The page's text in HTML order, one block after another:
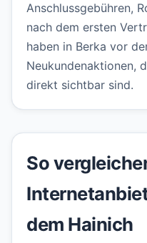
Anschlussgebühren,
nach dem ersten
haben in Berka vor
Neukundenaktionen,
direkt sichtbar sind.
So
dem Hainich